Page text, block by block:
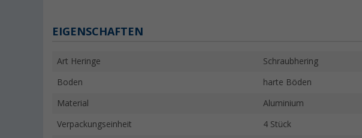
EIGENSCHAFTEN
Art Heringe Schraubhering
Boden harte Böden
Material Aluminium
Verpackungseinheit 4 Stück